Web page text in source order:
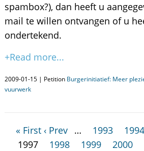
spambox?), dan heeft u
mail te willen ontvangen of u
ondertekend.
+Read more...
2009-01-15 | Petition Burgerinitiatief: Meer
vuurwerk
« First ‹ Prev … 1993 1994
1997
1998 1999 2000